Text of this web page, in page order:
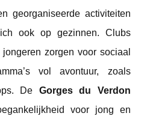
georganiseerde activiteiten
ook op gezinnen. Clubs
zorgen voor sociaal
vol avontuur, zoals
De Gorges du Verdon
voor jong en